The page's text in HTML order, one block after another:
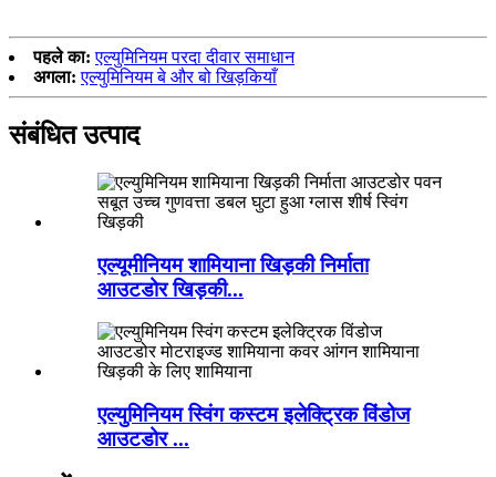
पहले का: एल्युमिनियम परदा दीवार समाधान
अगला: एल्युमिनियम बे और बो खिड़कियाँ
संबंधित उत्पाद
एल्यूमीनियम शामियाना खिड़की निर्माता
आउटडोर खिड़की...
एल्युमिनियम स्विंग कस्टम इलेक्ट्रिक विंडोज
आउटडोर ...